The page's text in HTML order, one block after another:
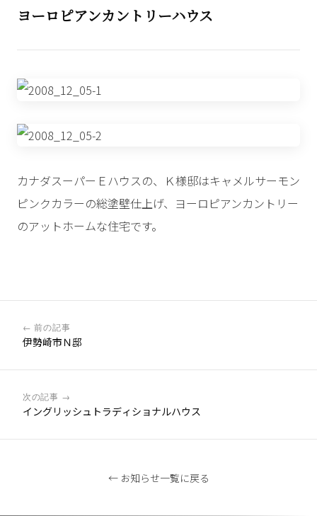
ヨーロピアンカントリーハウス
カナダスーパーＥハウスの、Ｋ様邸はキャメルサーモン
ピンクカラーの総塗壁仕上げ、ヨーロピアンカントリー
のアットホームな住宅です。
← 前の記事
伊勢崎市Ｎ邸
次の記事 →
イングリッシュトラディショナルハウス
← お知らせ一覧に戻る